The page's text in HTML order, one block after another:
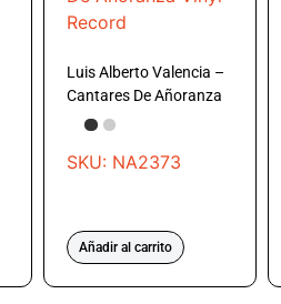
Luis Alberto Valencia –
Cantares De Añoranza
SKU: NA2373
Añadir al carrito